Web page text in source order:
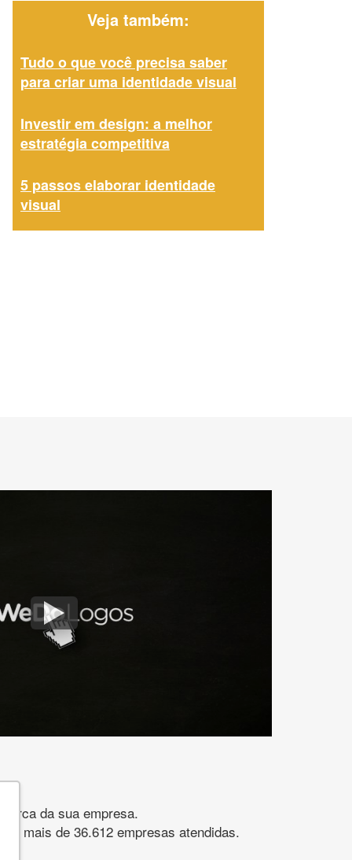
Veja também:
Tudo o que você precisa saber
para criar uma identidade visual
Investir em design: a melhor
estratégia competitiva
5 passos elaborar identidade
visual
da sua empresa.
mais de 36.612 empresas atendidas.